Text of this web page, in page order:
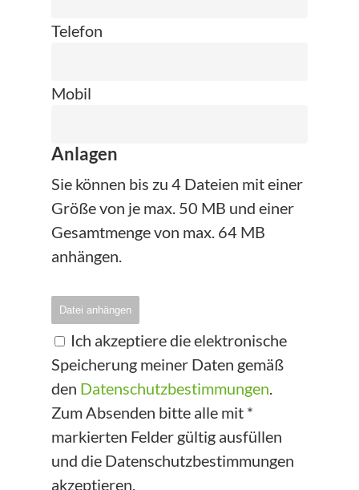
Telefon
Mobil
Anlagen
Sie können bis zu 4 Dateien mit einer
Größe von je max. 50 MB und einer
Gesamtmenge von max. 64 MB
anhängen.
Datei anhängen
Ich akzeptiere die elektronische
Speicherung meiner Daten gemäß
den Datenschutzbestimmungen.
Zum Absenden bitte alle mit *
markierten Felder gültig ausfüllen
und die Datenschutzbestimmungen
akzeptieren.